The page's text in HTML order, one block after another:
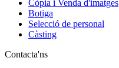
Còpia i Venda d'imatges
Botiga
Selecció de personal
Càsting
Contacta'ns